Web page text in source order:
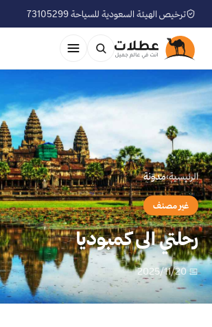
ترخيص الهيئة السعودية للسياحة 73105299
الرئيسية›مدوّنة
غير مصنف
رحلتي الى كمبوديا
📅 2025/11/20